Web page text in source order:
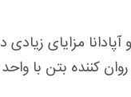
مزایای
کننده بتن با